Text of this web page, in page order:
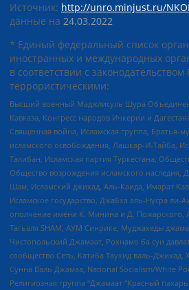
Источник: http://unro.minjust.ru/
данные на 24.03.2022
* Единый федеральный список
иностранных и международных
в соответствии с
террористическими:
Высший военный Маджлисуль Шура
Кавказа, Конгресс народов Ичкерии и
Священная война, Исламская группа, Братья-
исламского освобождения, Лашкар-И-Тайба,
Талибан, Исламская партия Туркестана,
Общество возрождения исламского наследия,
Шам, Исламский джихад, Аль-Каида, Имарат
Исламское государство, Джабха аль-Нусра
ополчение имени К. Минина и Д. Пожарского,
Тагьаля SHAM, АУМ Синрике, Муджахеды
Чистопольский Джамаат, Рохнамо ба суи
сообщество Сеть, Катиба Таухид валь-
Сунна Валь Джамаа, National Socialism/White
Религиозная группа “Джамаат “Красный